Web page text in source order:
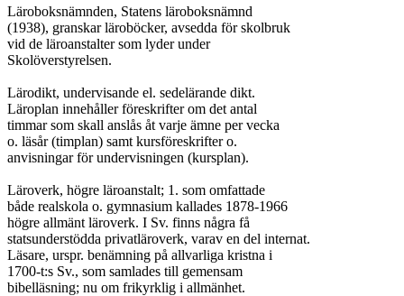
Läroboksnämnden, Statens läroboksnämnd
(1938), granskar läroböcker, avsedda för skolbruk
vid de läroanstalter som lyder under
Skolöverstyrelsen.
Lärodikt, undervisande el. sedelärande dikt.
Läroplan innehåller föreskrifter om det antal
timmar som skall anslås åt varje ämne per vecka
o. läsår (timplan) samt kursföreskrifter o.
anvisningar för undervisningen (kursplan).
Läroverk, högre läroanstalt; 1. som omfattade
både realskola o. gymnasium kallades 1878-1966
högre allmänt läroverk. I Sv. finns några få
statsunderstödda privatläroverk, varav en del internat.
Läsare, urspr. benämning på allvarliga kristna i
1700-t:s Sv., som samlades till gemensam
bibelläsning; nu om frikyrklig i allmänhet.